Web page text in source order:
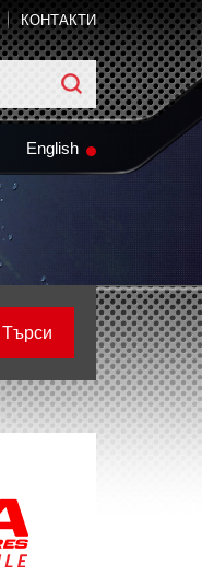
КОНТАКТИ
English